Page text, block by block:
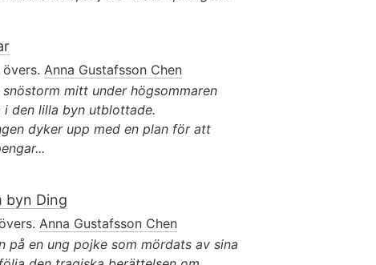
övers. Anna Gustafsson Chen
mitt under högsommaren
i den lilla byn utblottade.
dyker upp med en plan för att
byn Ding
Anna Gustafsson Chen
på en ung pojke som mördats av sina